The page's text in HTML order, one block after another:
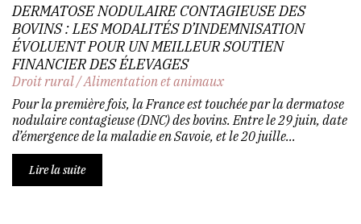
DERMATOSE NODULAIRE CONTAGIEUSE DES
BOVINS : LES MODALITÉS D’INDEMNISATION
ÉVOLUENT POUR UN MEILLEUR SOUTIEN
FINANCIER DES ÉLEVAGES
Droit rural/Alimentation et animaux
Pour la première fois, la France est touchée par la dermatose
nodulaire contagieuse (DNC) des bovins. Entre le 29 juin, date
d’émergence de la maladie en Savoie, et le 20 juille...
Lire la suite